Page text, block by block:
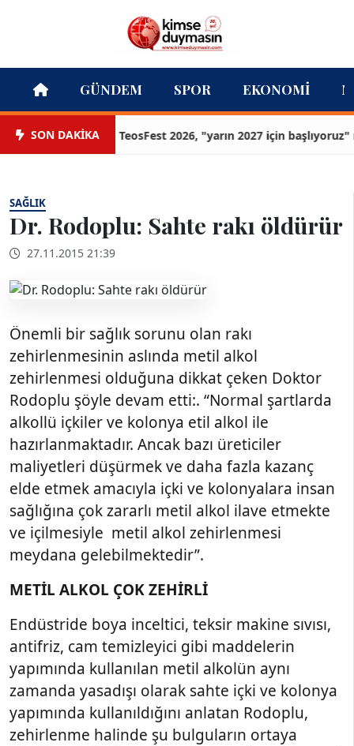
GÜNDEM SPOR EKONOMI
SON DAKİKATeosFest 2026, "yarın 2027 için başlıyoruz"
SAĞLIK
Dr. Rodoplu: Sahte rakı öldürür
27.11.2015 21:39
Önemli bir sağlık sorunu olan rakı
zehirlenmesinin aslında metil alkol
zehirlenmesi olduğuna dikkat çeken Doktor
Rodoplu şöyle devam etti:. “Normal şartlarda
alkollü içkiler ve kolonya etil alkol ile
hazırlanmaktadır. Ancak bazı üreticiler
maliyetleri düşürmek ve daha fazla kazanç
elde etmek amacıyla içki ve kolonyalara insan
sağlığına çok zararlı metil alkol ilave etmekte
ve içilmesiyle metil alkol zehirlenmesi
meydana gelebilmektedir”.
METİL ALKOL ÇOK ZEHİRLİ
Endüstride boya inceltici, teksir makine sıvısı,
antifriz, cam temizleyici gibi maddelerin
yapımında kullanılan metil alkolün aynı
zamanda yasadışı olarak sahte içki ve kolonya
yapımında kullanıldığını anlatan Rodoplu,
zehirlenme halinde şu bulguların ortaya